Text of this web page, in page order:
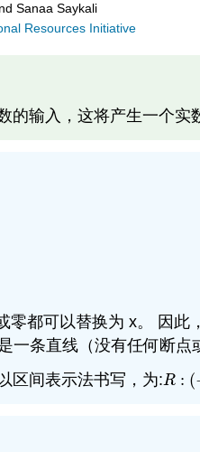
Sanaa Saykali
Resources Initiative
的输入，这将产生一个实
零都可以替换为 x。 因此
一条直线（没有任何断点
区间表示法书写，为:R : (
R: ( −